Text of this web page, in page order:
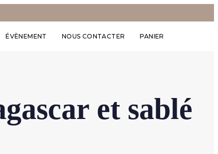
ÉVÈNEMENT NOUS CONTACTER PANIER
et sablé